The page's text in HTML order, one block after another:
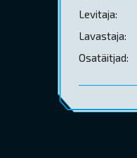
Levitaja:
Lavastaja:
Osatäitjad: